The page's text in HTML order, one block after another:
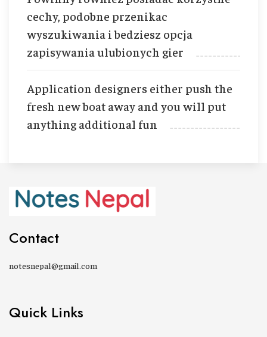
cechy, podobne przenikac
wyszukiwania i bedziesz opcja
zapisywania ulubionych gier
Application designers either push the
fresh new boat away and you will put
anything additional fun
Contact
notesnepal@gmail.com
Quick Links